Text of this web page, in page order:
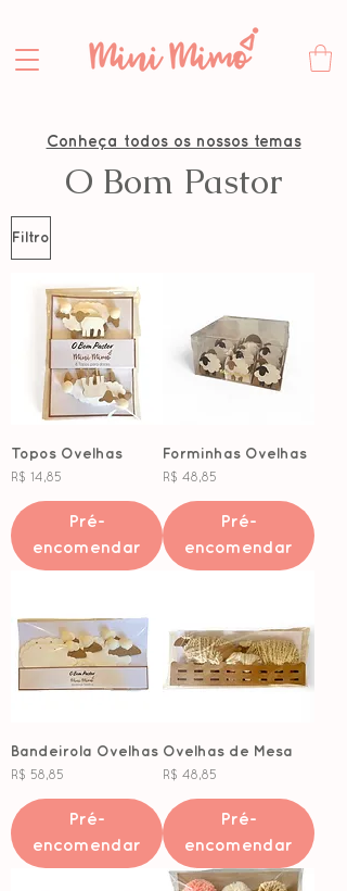
Conheça todos os nossos temas
O Bom Pastor
Filtro
Topos Ovelhas
Preço
R$ 14,85
Pré-
encomendar
Forminhas Ovelhas
Preço
R$ 48,85
Pré-
encomendar
Bandeirola Ovelhas
Preço
R$ 58,85
Pré-
encomendar
Ovelhas de Mesa
Preço
R$ 48,85
Pré-
encomendar